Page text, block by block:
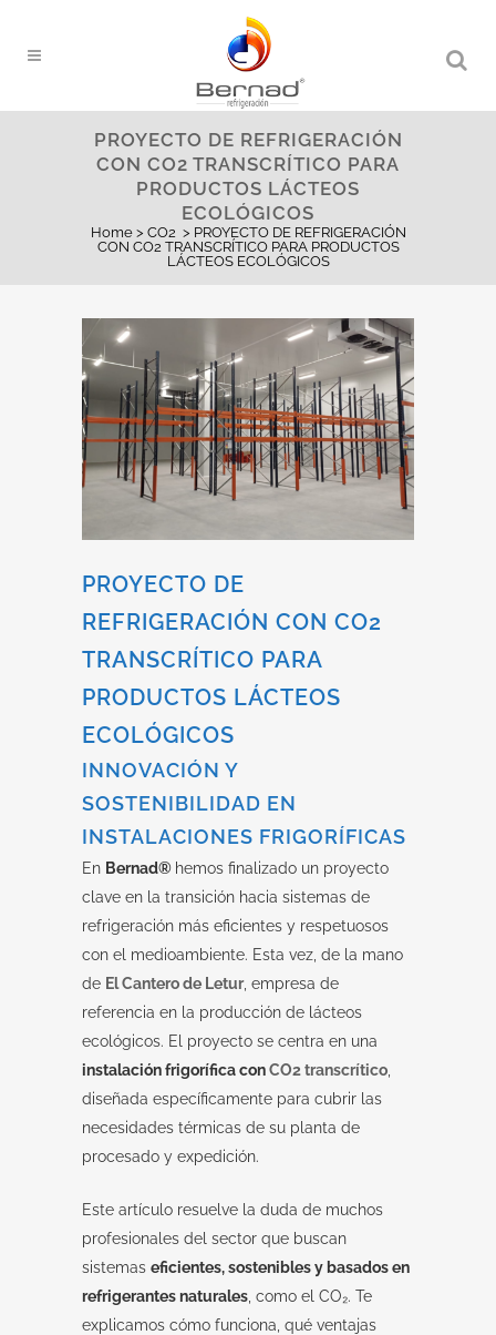
PROYECTO DE REFRIGERACIÓN
CON CO2 TRANSCRÍTICO PARA
PRODUCTOS LÁCTEOS
ECOLÓGICOS
Home> CO2 > PROYECTO DE REFRIGERACIÓN
CON CO2 TRANSCRÍTICO PARA PRODUCTOS
LÁCTEOS ECOLÓGICOS
PROYECTO DE
REFRIGERACIÓN CON CO2
TRANSCRÍTICO PARA
PRODUCTOS LÁCTEOS
ECOLÓGICOS
INNOVACIÓN Y
SOSTENIBILIDAD EN
INSTALACIONES FRIGORÍFICAS
En Bernad® hemos finalizado un proyecto
clave en la transición hacia sistemas de
refrigeración más eficientes y respetuosos
con el medioambiente. Esta vez, de la mano
de El Cantero de Letur, empresa de
referencia en la producción de lácteos
ecológicos. El proyecto se centra en una
instalación frigorífica conCO2 transcrítico
diseñada específicamente para cubrir las
necesidades térmicas de su planta de
procesado y expedición.
Este artículo resuelve la duda de muchos
profesionales del sector que buscan
sistemas eficientes, sostenibles y basados en
refrigerantes naturales , como el CO₂. Te
explicamos cómo funciona, qué ventajas